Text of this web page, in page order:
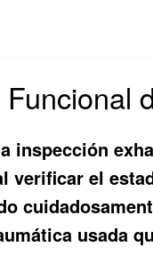
inspección
el
usada